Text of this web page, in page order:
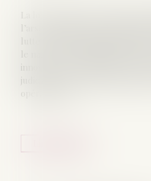
La loi du 13 juin 2025 renforce
innovantes et ambitieuses, à la
judiciaire, mais aussi
opérationnel...